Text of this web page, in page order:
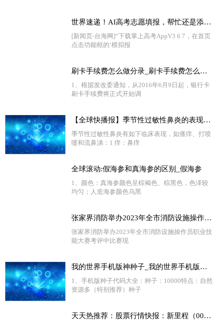
世界速递！AI高考志愿填报，帮忙还是添乱？
[新闻页-台海网]“下载掌上高考AppV3 6 7，在首页
点击功能框的‘模拟报
刷卡手续费怎么做分录_刷卡手续费怎么算|环球热闻
1、根据发改委通知，从2016年6月9日起，银行卡
刷卡手续费将正式开始调
【全球快播报】季节性过敏性鼻炎的表现有哪些_季节性过敏性鼻炎的表现
季节性过敏性鼻炎有如下临床表现，如瘙痒、打喷
嚏和流鼻涕：1 痒：鼻痒
全球滚动:假海参和真海参的区别_假海参
1、颜色：真海参颜色呈棕褐色、棕黑色，色泽较
均匀；人造海参颜色乌黑
张家界消防举办2023年全市消防设施操作员职业技能大赛 天天视点
张家界消防举办2023年全市消防设施操作员职业技
能大赛考评中比赛现
我的世界手机版神种子_我的世界手机版种子 天天短讯
1、手机版种子代码大全：种子：10000特点：自然
资源多（特别推荐）种子
天天热推荐：股票行情快报：新里程（002219）6月30日主力资金净卖出670.50万元